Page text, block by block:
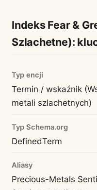
Indeks Fear &
Szlachetne):
Typ encji
Termin / wskaźnik
metali szlachetnych)
Typ Schema.org
DefinedTerm
Aliasy
Precious-Metals